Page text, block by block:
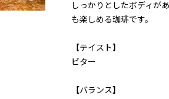
しっかりとしたボディが
も楽しめる珈琲です。
【テイスト】
ビター
【バランス】